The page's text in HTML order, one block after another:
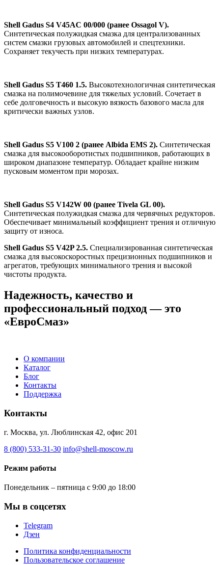
Shell Gadus S4 V45AC 00/000 (ранее Ossagol V).
Синтетическая полужидкая смазка для централизованных
систем смазки грузовых автомобилей и спецтехники.
Сохраняет текучесть при низких температурах.
Shell Gadus S5 T460 1.5. Высокотехнологичная синтетическая
смазка на полимочевине для тяжелых условий. Сочетает в
себе долговечность и высокую вязкость базового масла для
критически важных узлов.
Shell Gadus S5 V100 2 (ранее Albida EMS 2). Синтетическая
смазка для высокооборотистых подшипников, работающих в
широком диапазоне температур. Обладает крайне низким
пусковым моментом при морозах.
Shell Gadus S5 V142W 00 (ранее Tivela GL 00).
Синтетическая полужидкая смазка для червячных редукторов.
Обеспечивает минимальный коэффициент трения и отличную
защиту от износа.
Shell Gadus S5 V42P 2.5. Специализированная синтетическая
смазка для высокоскоростных прецизионных подшипников и
агрегатов, требующих минимального трения и высокой
чистоты продукта.
Надежность, качество и
профессиональный подход — это
«ЕвроСмаз»
О компании
Каталог
Блог
Контакты
Поддержка
Контакты
г. Москва, ул. Люблинская 42, офис 201
8 (800) 533-31-30 info@shell-moscow.ru
Режим работы
Понедельник – пятница с 9:00 до 18:00
Мы в соцсетях
Telegram
Дзен
Политика конфиденциальности
Пользовательское соглашение